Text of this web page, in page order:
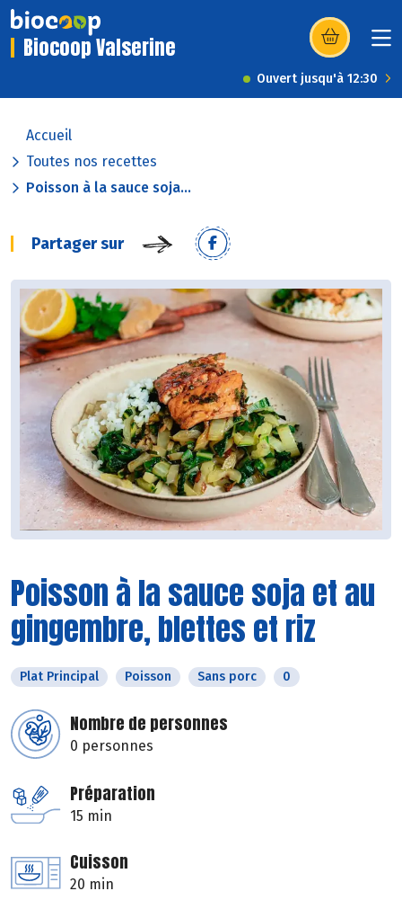
Biocoop Valserine (s’ouvre dans
Ouvert jusqu'à 12:30
Accueil
Toutes nos recettes
Poisson à la sauce soja...
Partager sur
Poisson à la sauce soja et au
gingembre, blettes et riz
Plat Principal Poisson Sans porc 0
Nombre de personnes
0 personnes
Préparation
15 min
Cuisson
20 min